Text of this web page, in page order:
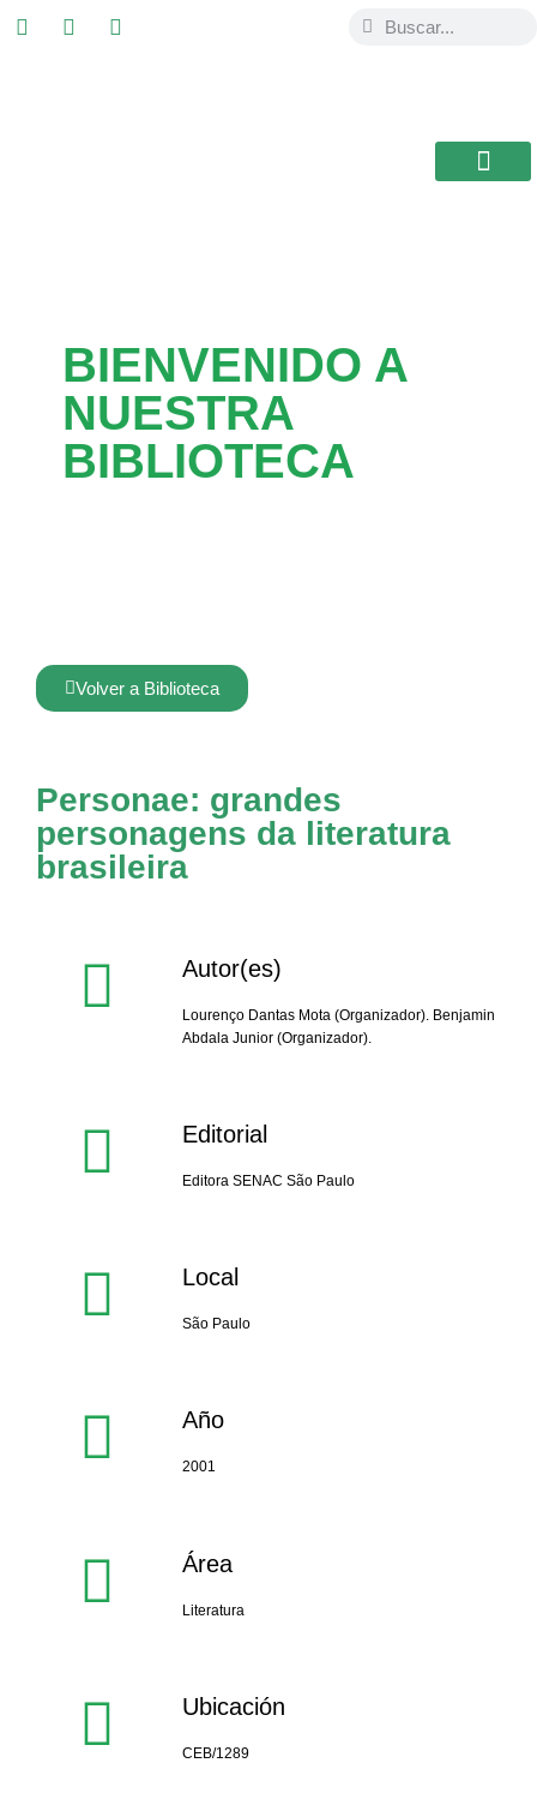
BIENVENIDO A
NUESTRA
BIBLIOTECA
Volver a Biblioteca
Personae: grandes
personagens da literatura
brasileira
Autor(es)
Lourenço Dantas Mota (Organizador). Benjamin
Abdala Junior (Organizador).
Editorial
Editora SENAC São Paulo
Local
São Paulo
Año
2001
Área
Literatura
Ubicación
CEB/1289